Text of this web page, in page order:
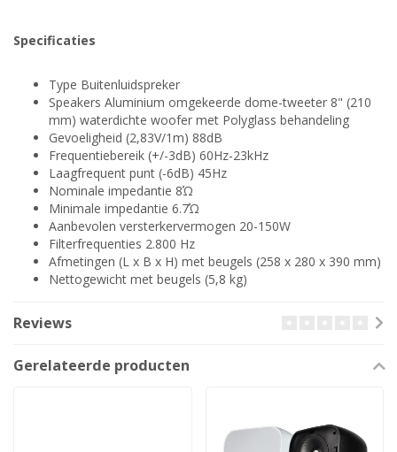
Specificaties
Type Buitenluidspreker
Speakers Aluminium omgekeerde dome-tweeter 8" (210
mm) waterdichte woofer met Polyglass behandeling
Gevoeligheid (2,83V/1m) 88dB
Frequentiebereik (+/-3dB) 60Hz-23kHz
Laagfrequent punt (-6dB) 45Hz
Nominale impedantie 8Ώ
Minimale impedantie 6.7Ώ
Aanbevolen versterkervermogen 20-150W
Filterfrequenties 2.800 Hz
Afmetingen (L x B x H) met beugels (258 x 280 x 390 mm)
Nettogewicht met beugels (5,8 kg)
Reviews
Gerelateerde producten